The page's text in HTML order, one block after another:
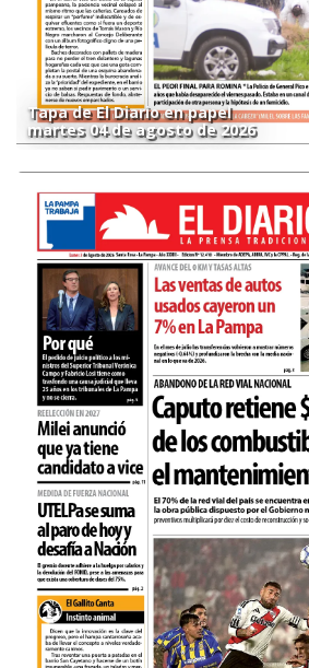
Tapa de El Diario en papel
martes 04 de agosto de 2026